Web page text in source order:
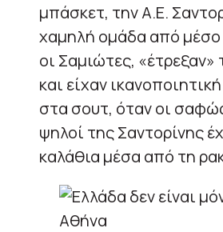
μπάσκετ, την Α.Ε.
χαμηλή ομάδα από
οι Σαμιώτες, «έτρεξαν»
και είχαν
στα σουτ, όταν οι
ψηλοί της Σαντορίνης
καλάθια μέσα από τη